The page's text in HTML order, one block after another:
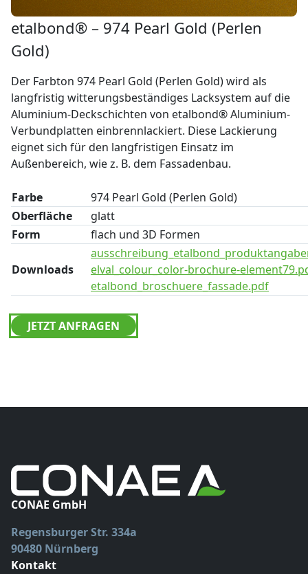
etalbond® – 974 Pearl Gold (Perlen
Gold)
Der Farbton 974 Pearl Gold (Perlen Gold) wird als
langfristig witterungsbeständiges Lacksystem auf die
Aluminium-Deckschichten von etalbond® Aluminium-
Verbundplatten einbrennlackiert. Diese Lackierung
eignet sich für den langfristigen Einsatz im
Außenbereich, wie z. B. dem Fassadenbau.
Farbe
974 Pearl Gold (Perlen Gold)
Oberfläche
glatt
Form
flach und 3D Formen
Downloads
elval_colour_color-brochure-
etalbond_broschuere_fassade.pdf
JETZT ANFRAGEN
CONAE GmbH
Regensburger Str. 334a
90480 Nürnberg
Kontakt